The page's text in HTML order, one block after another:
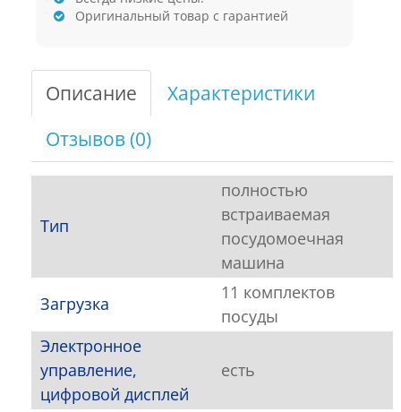
Оригинальный товар с гарантией
Описание
Характеристики
Отзывов (0)
Тип
полностью
встраиваемая
посудомоечная
машина
Загрузка
11 комплектов
посуды
Электронное
управление,
цифровой дисплей
есть